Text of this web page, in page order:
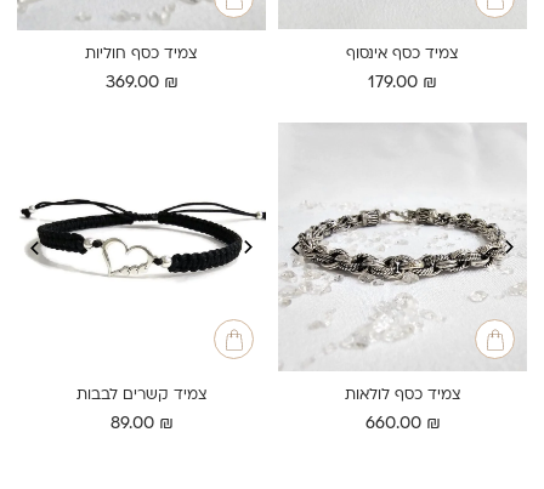
צמיד כסף אינסוף
179.00 ₪
צמיד כסף חוליות
369.00 ₪
צמיד כסף לולאות
660.00 ₪
צמיד קשרים לבבות
89.00 ₪